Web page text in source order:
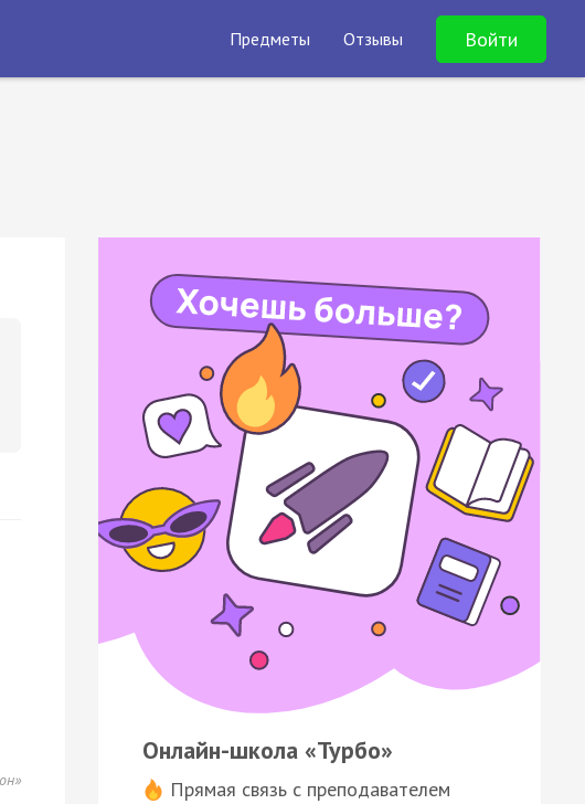
Предметы Отзывы Войти
Онлайн-школа «Турбо»
Прямая связь с преподавателем